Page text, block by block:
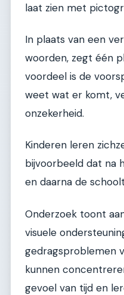
laat zien met
In plaats van een
woorden, zegt één
voordeel is de
weet wat er komt,
onzekerheid.
Kinderen leren
bijvoorbeeld dat na
en daarna de
Onderzoek toont
visuele
gedragsproblemen
kunnen
gevoel van tijd en